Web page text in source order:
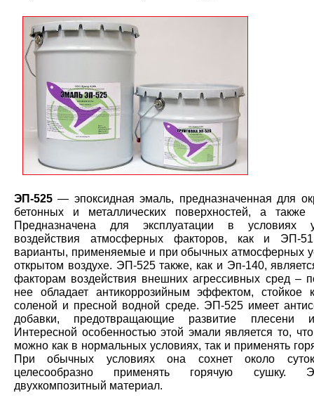
ЭП-525 — эпоксидная эмаль, предназначенная для
бетонных и металлических поверхностей, а также
Предназначена для эксплуатации в условиях
воздействия атмосферных факторов, как и ЭП-
варианты, применяемые и при обычных атмосферных
открытом воздухе. ЭП-525 также, как и Эп-140,
факторам воздействия внешних агрессивных сред –
нее обладает антикоррозийным эффектом, стойкое
соленой и пресной водной среде. ЭП-525 имеет
добавки, предотвращающие развитие плесени
Интересной особенностью этой эмали является то,
можно как в нормальных условиях, так и применять
При обычных условиях она сохнет около
целесообразно применять горячую сушку.
двухкомпозитный материал.